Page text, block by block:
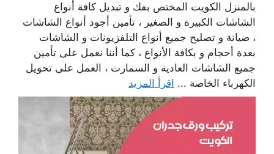
بالمنزل الكويت المختص بفك و تبديل كافة أنواع
الشاشات الكبيرة و الصغير ، تأمين أجود أنواع الشاشات
، صيانة و تصليح جميع أنواع التلفزيونات و الشاشات
بعدة أحجام و بكافة الأنواع ، كما أننا نعمل على تأمين
جميع الشاشات العادية و السمارت ، العمل على تحويل
الكهرباء الخاصة ... اقرأ المزيد